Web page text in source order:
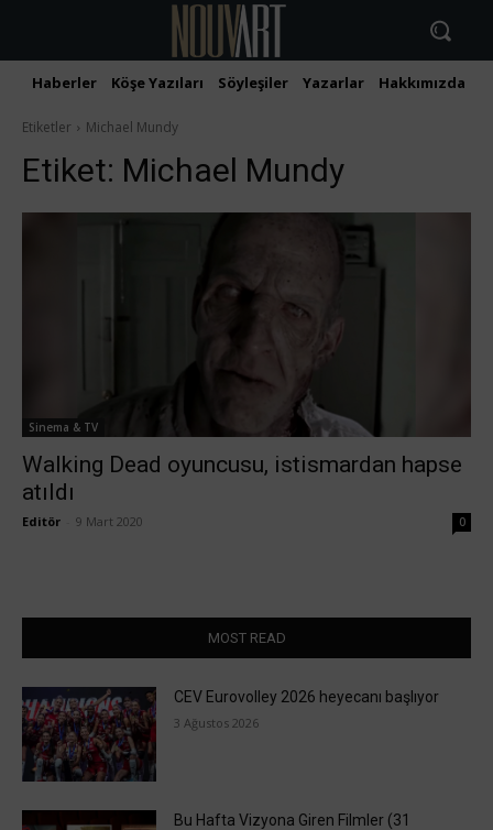
Haberler Köşe Yazıları Söyleşiler Yazarlar Hakkımızda
Etiketler Michael Mundy
Etiket: Michael Mundy
Sinema & TV
Walking Dead oyuncusu, istismardan hapse
atıldı
Editör 9 Mart 2020 0
MOST READ
CEV Eurovolley 2026 heyecanı başlıyor
3 Ağustos 2026
Bu Hafta Vizyona Giren Filmler (31